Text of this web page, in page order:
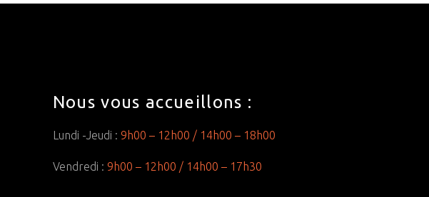
Nous vous accueillons :
Lundi -Jeudi : 9h00 – 12h00 / 14h00 – 18h00
Vendredi : 9h00 – 12h00 / 14h00 – 17h30